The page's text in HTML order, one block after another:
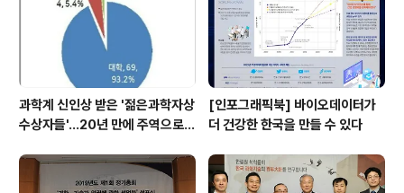
대니얼 노세라(Da..
과학계 신인상 받은 '젊은과학자상
수상자들'…20년 만에 주역으로
[인포그래픽북] 바이오데이터가
더 건강한 한국을 만들 수 있다